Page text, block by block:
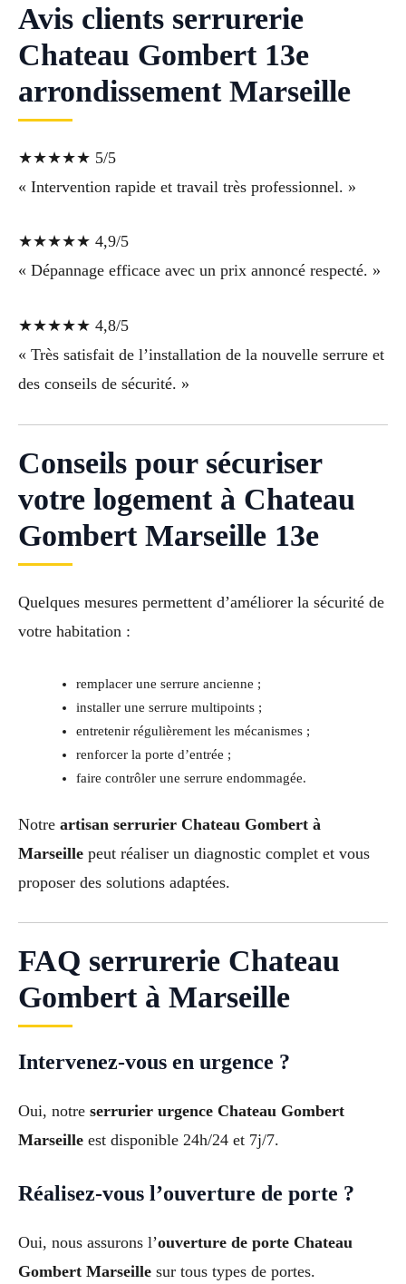
Avis clients serrurerie
Chateau Gombert 13e
arrondissement Marseille
★★★★★ 5/5
« Intervention rapide et travail très professionnel. »
★★★★★ 4,9/5
« Dépannage efficace avec un prix annoncé respecté. »
★★★★★ 4,8/5
« Très satisfait de l’installation de la nouvelle serrure et
des conseils de sécurité. »
Conseils pour sécuriser
votre logement à Chateau
Gombert Marseille 13e
Quelques mesures permettent d’améliorer la sécurité de
votre habitation :
remplacer une serrure ancienne ;
installer une serrure multipoints ;
entretenir régulièrement les mécanismes ;
renforcer la porte d’entrée ;
faire contrôler une serrure endommagée.
Notre artisan serrurier Chateau Gombert à
Marseille peut réaliser un diagnostic complet et vous
proposer des solutions adaptées.
FAQ serrurerie Chateau
Gombert à Marseille
Intervenez-vous en urgence ?
Oui, notre serrurier urgence Chateau Gombert
Marseille est disponible 24h/24 et 7j/7.
Réalisez-vous l’ouverture de porte ?
Oui, nous assurons l’ouverture de porte Chateau
Gombert Marseille sur tous types de portes.